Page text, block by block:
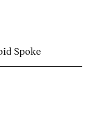
Spoke